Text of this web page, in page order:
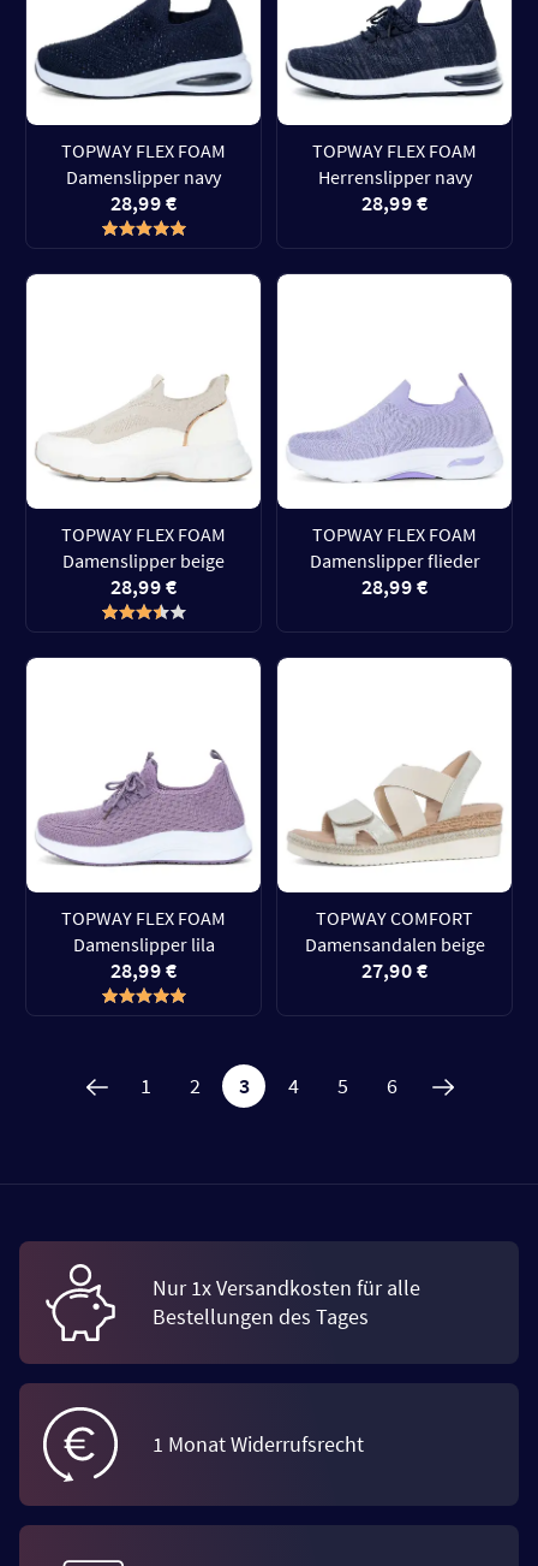
TOPWAY FLEX FOAM
Damenslipper navy
28,99 €
TOPWAY FLEX FOAM
Herrenslipper navy
28,99 €
TOPWAY FLEX FOAM
Damenslipper beige
28,99 €
TOPWAY FLEX FOAM
Damenslipper flieder
28,99 €
TOPWAY FLEX FOAM
Damenslipper lila
28,99 €
TOPWAY COMFORT
Damensandalen beige
27,90 €
1 2 3 4 5 6
Nur 1x Versandkosten für alle
Bestellungen des Tages
1 Monat Widerrufsrecht